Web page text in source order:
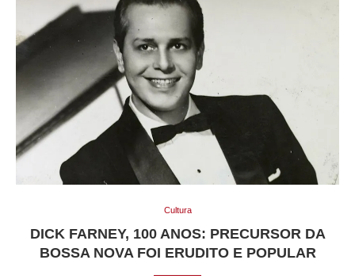
Cultura
DICK FARNEY, 100 ANOS: PRECURSOR DA
BOSSA NOVA FOI ERUDITO E POPULAR